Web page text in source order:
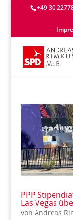
+49 30
PPP
Las Vegas
von Andreas